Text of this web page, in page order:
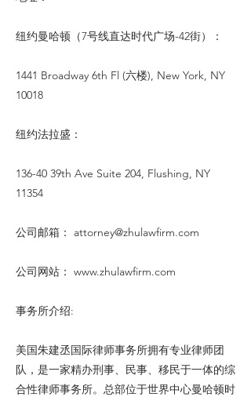
纽约曼哈顿（7号线直达时代广场-42街）：
1441 Broadway 6th Fl (六楼), New York, NY
10018
纽约法拉盛：
136-40 39th Ave Suite 204, Flushing, NY
11354
公司邮箱： attorney@zhulawfirm.com
公司网站： www.zhulawfirm.com
事务所介绍:
美国朱建丞国际律师事务所拥有专业律师团
队，是一家精办刑事、民事、移民于一体的综
合性律师事务所。总部位于世界中心曼哈顿时